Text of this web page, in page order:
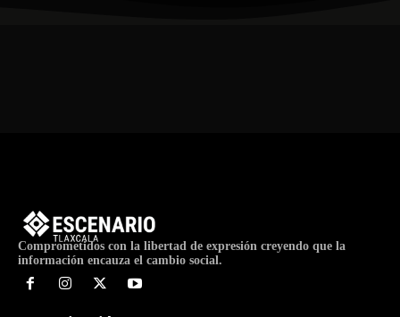
Comprometidos con la libertad de expresión creyendo que la
información encauza el cambio social.